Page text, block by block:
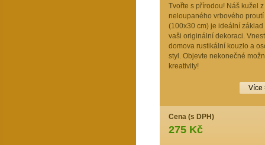
Tvořte s přírodou! Náš kužel z
neloupaného vrbového proutí
(100x30 cm) je ideální základ
vaši originální dekoraci.
domova rustikální kouzlo a
styl. Objevte nekonečné
kreativity!
Více
Cena (s DPH)
275 Kč